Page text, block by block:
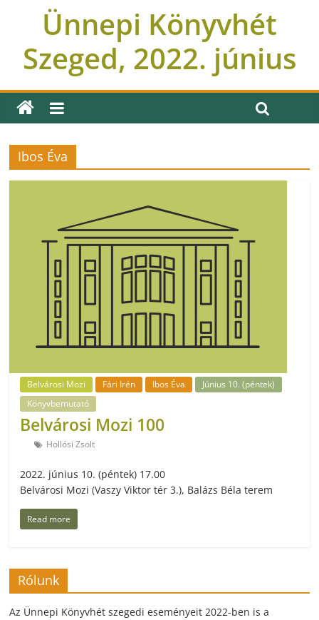
Ünnepi Könyvhét
Szeged, 2022. június
Ibos Éva
Belvárosi Mozi Fári Irén Ibos Éva
Június 10. (péntek)
Könyvbemutató
Belvárosi Mozi 100
Hollósi Zsolt
2022. június 10. (péntek) 17.00
Belvárosi Mozi (Vaszy Viktor tér 3.), Balázs Béla terem
Read more
Rólunk
Az Ünnepi Könyvhét szegedi eseményeit 2022-ben is a